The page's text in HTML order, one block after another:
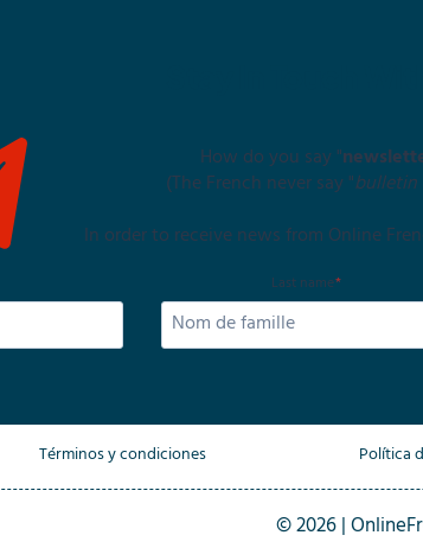
How do you say "
(The French never say "bulletin
In order to receive news from Online
Last name*
Términos y condiciones Política
© 2026 |